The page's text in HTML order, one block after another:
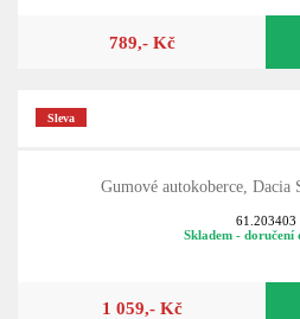
789,- Kč
Sleva
Gumové autokoberce, Dacia
61.203403
Skladem - doručení
1 059,- Kč